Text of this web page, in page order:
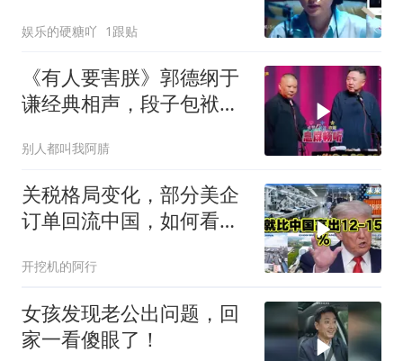
娱乐的硬糖吖 1跟贴
《有人要害朕》郭德纲于
谦经典相声，段子包袱满
别人都叫我阿腈
关税格局变化，部分美企
订单回流中国，如何看待
听听
开挖机的阿行
女孩发现老公出问题，回
家一看傻眼了！